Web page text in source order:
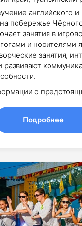
английского и
побережье
занятия в
и носителями
занятия,
развивают
о
Подробнее